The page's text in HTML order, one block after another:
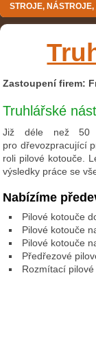
STROJE,
Zastoupení firem:
Truhlářské
Již déle než 50
pro dřevozpracující
roli pilové kotouče.
výsledky práce se
Nabízíme
Pilové kotouče
Pilové kotouče
Pilové kotouče
Předřezové
Rozmítací pilové